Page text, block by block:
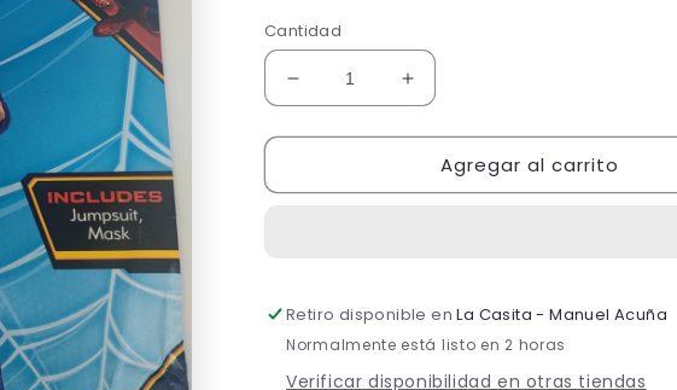
Cantidad
Reducir
cantidad
para
M.
Aumentar
cantidad
para
SPIDERMAN
M.
Agregar al carrito
Retiro disponible enLa Casita - Manuel Acuña
Normalmente está listo en 2 horas
Verificar disponibilidad en otras tiendas